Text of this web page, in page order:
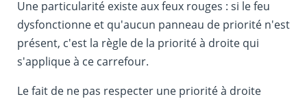
Une particularité existe aux feux rouges : si le feu
dysfonctionne et qu'aucun panneau de priorité n'est
présent, c'est la règle de la priorité à droite qui
s'applique à ce carrefour.
Le fait de ne pas respecter une priorité à droite